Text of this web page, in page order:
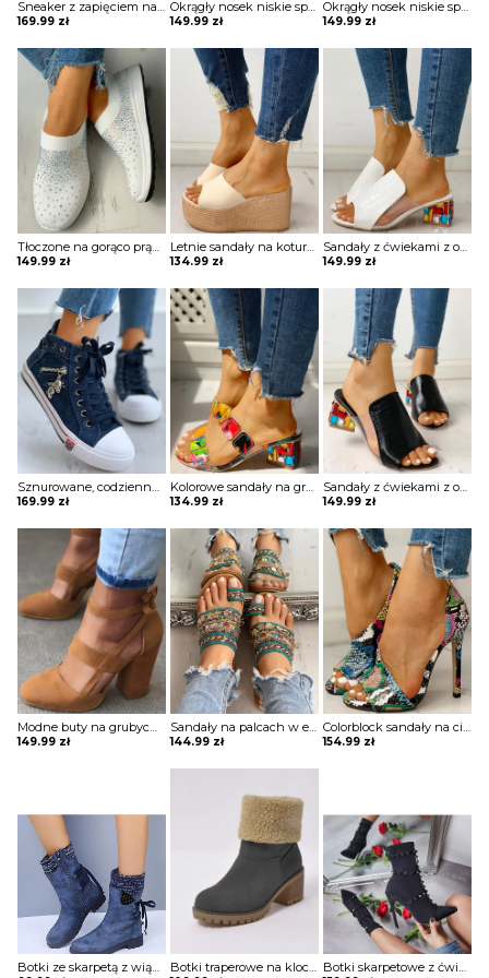
Sneaker z zapięciem na rzep Zyhra
169.99 zł
Okrągły nosek niskie sportowe na co dzień jednolite casual damskie buty Athanassia
149.99 zł
Okrągły nosek niskie sportowe na co dzień jednolite casual damskie buty Athanassia
149.99 zł
Tłoczone na gorąco prążkowane oddychające trampki dziewiarskie Andromachi
149.99 zł
Letnie sandały na koturnie w stylu espadryli Ottilde
134.99 zł
Sandały z ćwiekami z odkrytymi palcami Heriberta
149.99 zł
Sznurowane, codzienne trampki z zamkiem w kształcie szkieletu Najla
169.99 zł
Kolorowe sandały na grubym obcasie z aplikacją geo Sancha
134.99 zł
Sandały z ćwiekami z odkrytymi palcami Heriberta
149.99 zł
Modne buty na grubych obcasach z klatką Adje
149.99 zł
Sandały na palcach w etnicznym stylu boho Tjadine
144.99 zł
Colorblock sandały na cienkim obcasie z odkrytymi palcami i wężową skórą Ioana
154.99 zł
Botki ze skarpetą z wiązaniem Botki traperowe na klocku Botki skarpetowe z ćwiekami